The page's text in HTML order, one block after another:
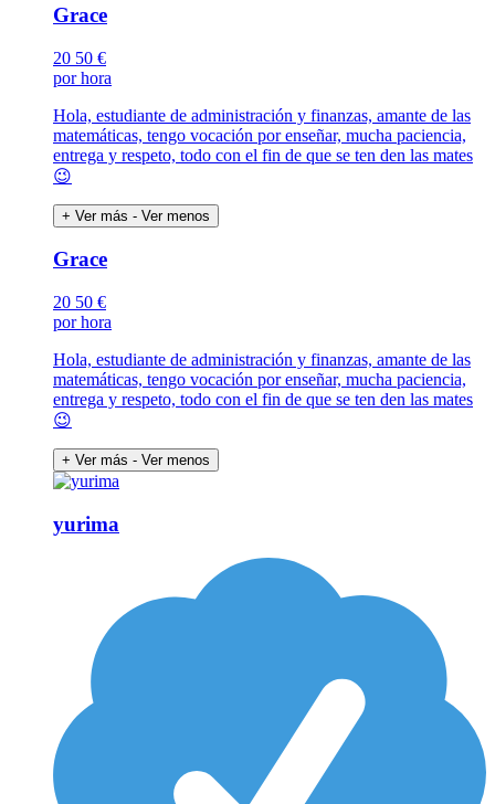
Grace
20 50 €
por hora
Hola, estudiante de administración y finanzas, amante de las
matemáticas, tengo vocación por enseñar, mucha paciencia,
entrega y respeto, todo con el fin de que se ten den las mates
😉
+ Ver más - Ver menos
Grace
20 50 €
por hora
Hola, estudiante de administración y finanzas, amante de las
matemáticas, tengo vocación por enseñar, mucha paciencia,
entrega y respeto, todo con el fin de que se ten den las mates
😉
+ Ver más - Ver menos
yurima